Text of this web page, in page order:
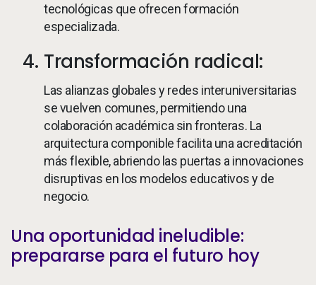
tecnológicas que ofrecen formación
especializada.
Transformación radical:
Las alianzas globales y redes interuniversitarias
se vuelven comunes, permitiendo una
colaboración académica sin fronteras. La
arquitectura componible facilita una acreditación
más flexible, abriendo las puertas a innovaciones
disruptivas en los modelos educativos y de
negocio.
Una oportunidad ineludible:
prepararse para el futuro hoy